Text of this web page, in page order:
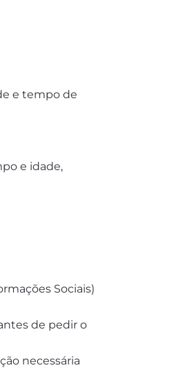
e tempo de
e idade,
Sociais)
de pedir o
necessária